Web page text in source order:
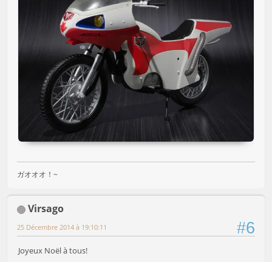
ガオオオ！~
Virsago
#6
25 Décembre 2014 à 19:10:11
Joyeux Noël à tous!